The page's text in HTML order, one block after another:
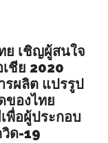
ย เชิญผู้สนใจ
ชีย 2020
รผลิต แปรรูป
องไทย
พื่อผู้ประกอบ
ด-19